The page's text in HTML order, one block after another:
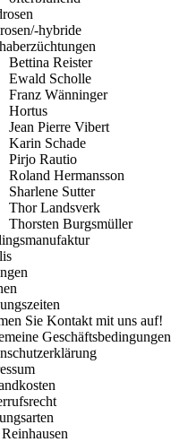
hybride
Bettina Reister
Ewald Scholle
Franz Wänninger
Hortus
Jean Pierre Vibert
Karin Schade
Pirjo Rautio
Roland Hermansson
Sharlene Sutter
Thor Landsverk
Thorsten Burgsmüller
Sie Kontakt mit uns auf!
Geschäftsbedingungen